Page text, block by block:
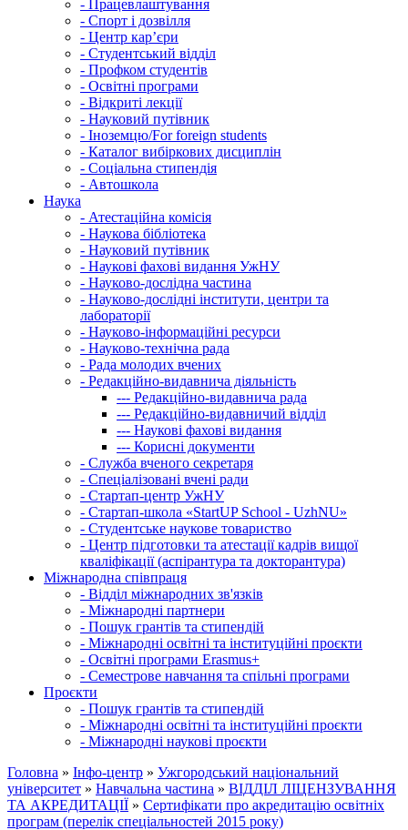
-
Працевлаштування
- Спорт і дозвілля
- Центр кар’єри
- Студентський відділ
- Профком студентів
- Освітні програми
- Відкриті лекції
- Науковий путівник
- Іноземцю/For foreign students
- Каталог вибіркових дисциплін
- Соціальна стипендія
- Автошкола
Наука
- Атестаційна комісія
- Наукова бібліотека
- Науковий путівник
- Наукові фахові видання УжНУ
- Науково-дослідна частина
- Науково-дослідні інститути, центри та
лабораторії
- Науково-інформаційні ресурси
- Науково-технічна рада
- Рада молодих вчених
- Редакційно-видавнича діяльність
--- Редакційно-видавнича рада
--- Редакційно-видавничий відділ
--- Наукові фахові видання
--- Корисні документи
- Служба вченого секретаря
- Спеціалізовані вчені ради
- Стартап-центр УжНУ
- Стартап-школа «StartUP School - UzhNU»
- Студентське наукове товариство
- Центр підготовки та атестації кадрів вищої
кваліфікації (аспірантура та докторантура)
Міжнародна співпраця
- Відділ міжнародних зв'язків
- Міжнародні партнери
- Пошук грантів та стипендій
- Міжнародні освітні та інституційні проєкти
- Освітні програми Erasmus+
- Семестрове навчання та спільні програми
Проєкти
- Пошук грантів та стипендій
- Міжнародні освітні та інституційні проєкти
- Міжнародні наукові проєкти
Головна » Інфо-центр » Ужгородський національний
університет » Навчальна частина » ВІДДІЛ ЛІЦЕНЗУВАННЯ
ТА АКРЕДИТАЦІЇ » Сертифікати про акредитацію освітніх
програм (перелік спеціальностей 2015 року)